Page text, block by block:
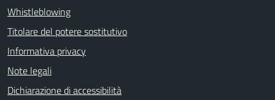
Whistleblowing
Titolare del potere sostitutivo
Informativa privacy
Note legali
Dichiarazione di accessibilità